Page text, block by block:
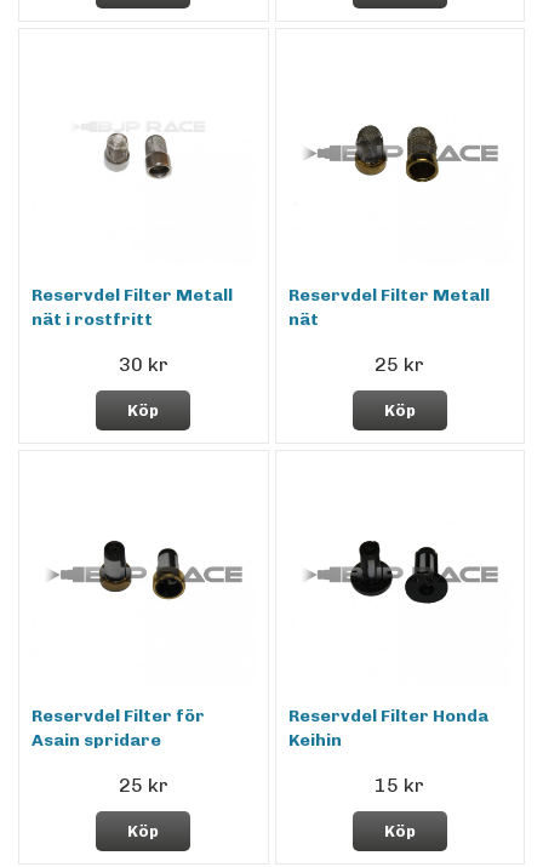
Reservdel Filter Metall
nät i rostfritt
30 kr
Köp
Reservdel Filter Metall
nät
25 kr
Köp
Reservdel Filter för
Asain spridare
25 kr
Köp
Reservdel Filter Honda
Keihin
15 kr
Köp